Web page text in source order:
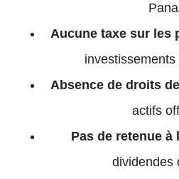
Aucune taxe sur les
Absence de droits
actifs
Pas de retenue à
dividendes